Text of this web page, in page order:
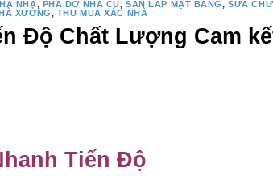
XƯỞNG
Độ Chất Lượng Cam kết